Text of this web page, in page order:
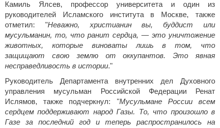
Камиль Ялсев, профессор университета и один из
руководителей Исламского института в Москве, также
отметил: "Неважно, христианин вы, буддист или
мусульманин, то, что ранит сердца, — это уничтожение
животных, которые виноваты лишь в том, что
защищают свою землю от оккупантов. Это явная
несправедливость в истории."
Руководитель Департамента внутренних дел Духовного
управления мусульман Российской Федерации Ренат
Ислямов, также подчеркнул: "Мусульмане России всем
сердцем поддерживают народ Газы. То, что произошло в
Газе за последний год и теперь распространилось на